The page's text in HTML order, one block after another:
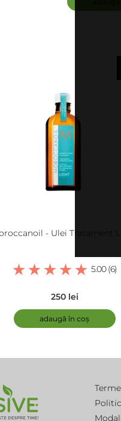
- Ulei Tratament
5.00 (6)
250 lei
adaugă în coș